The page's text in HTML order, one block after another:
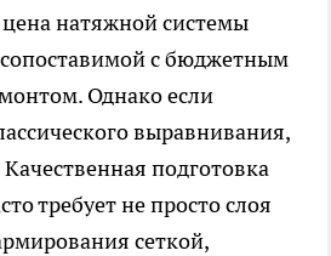
натяжной системы
с бюджетным
Однако если
выравнивания,
подготовка
требует не просто слоя
сеткой,